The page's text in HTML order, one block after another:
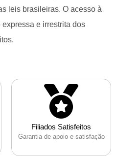
leis brasileiras. O acesso à
e irrestrita dos
Filiados Satisfeitos
Garantia de apoio e satisfação